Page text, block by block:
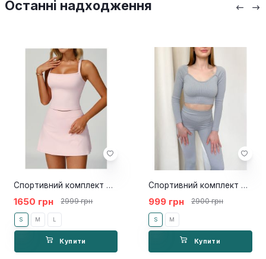
Останні надходження
Спортивний комплект Orchid pink
1650 грн 2999 грн
S M L
Купити
Спортивний комплект Bella grey
999 грн 2900 грн
S M
Купити